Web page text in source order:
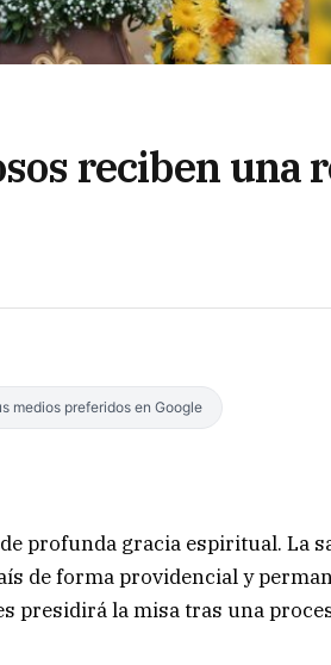
reciben una
medios preferidos en Google
profunda gracia espiritual. La
de forma providencial y
presidirá la misa tras una